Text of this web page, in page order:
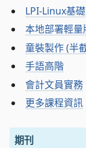
LPI-Linux基礎
本地部署輕量
童裝製作 (半
手語高階
會計文員實務
更多課程資訊
期刊